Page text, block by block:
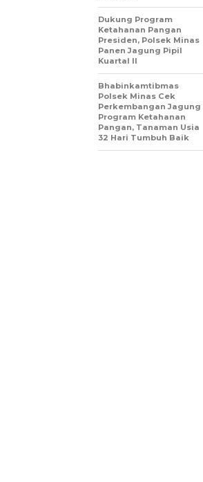
Dukung Program
Ketahanan Pangan
Presiden, Polsek Minas
Panen Jagung Pipil
Kuartal II
Bhabinkamtibmas
Polsek Minas Cek
Perkembangan Jagung
Program Ketahanan
Pangan, Tanaman Usia
32 Hari Tumbuh Baik